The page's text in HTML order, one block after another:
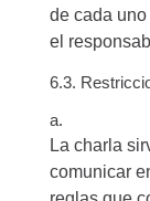
de cada
el
6.3.
a.
La charla
comunicar